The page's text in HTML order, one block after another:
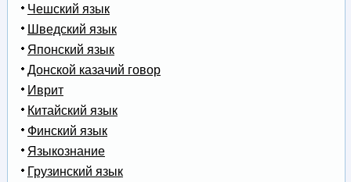
Чешский язык
Шведский язык
Японский язык
Донской казачий говор
Иврит
Китайский язык
Финский язык
Языкознание
Грузинский язык